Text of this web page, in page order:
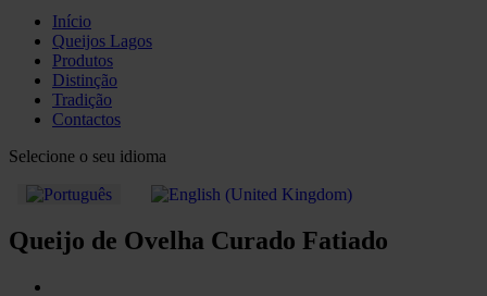
Início
Queijos Lagos
Produtos
Distinção
Tradição
Contactos
Selecione o seu idioma
Queijo de Ovelha Curado Fatiado